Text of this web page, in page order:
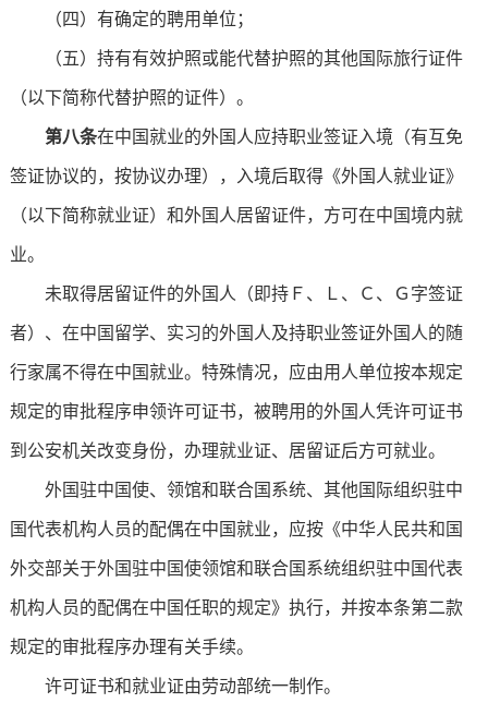
（四）有确定的聘用单位；
（五）持有有效护照或能代替护照的其他国际旅行证件
（以下简称代替护照的证件）。
第八条在中国就业的外国人应持职业签证入境（有互免
签证协议的，按协议办理），入境后取得《外国人就业证》
（以下简称就业证）和外国人居留证件，方可在中国境内就
业。
未取得居留证件的外国人（即持Ｆ、Ｌ、Ｃ、Ｇ字签证
者）、在中国留学、实习的外国人及持职业签证外国人的随
行家属不得在中国就业。特殊情况，应由用人单位按本规定
规定的审批程序申领许可证书，被聘用的外国人凭许可证书
到公安机关改变身份，办理就业证、居留证后方可就业。
外国驻中国使、领馆和联合国系统、其他国际组织驻中
国代表机构人员的配偶在中国就业，应按《中华人民共和国
外交部关于外国驻中国使领馆和联合国系统组织驻中国代表
机构人员的配偶在中国任职的规定》执行，并按本条第二款
规定的审批程序办理有关手续。
许可证书和就业证由劳动部统一制作。